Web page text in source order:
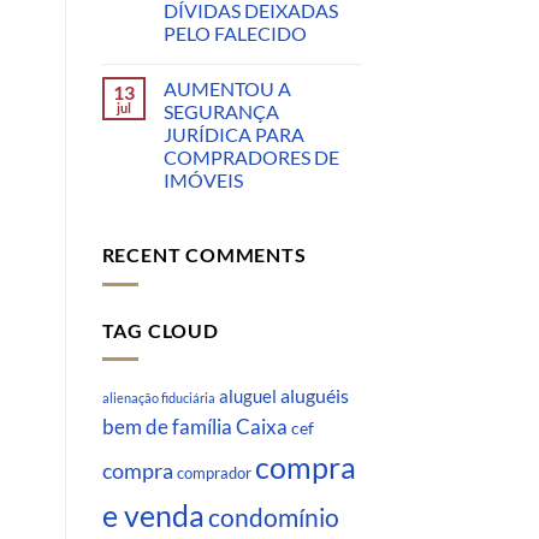
DÍVIDAS DEIXADAS
PELO FALECIDO
13
jul
AUMENTOU A
SEGURANÇA
JURÍDICA PARA
COMPRADORES DE
IMÓVEIS
RECENT COMMENTS
TAG CLOUD
alienação fiduciária aluguel aluguéis
bem de família Caixa cef
compra comprador compra
e vendacondomínio